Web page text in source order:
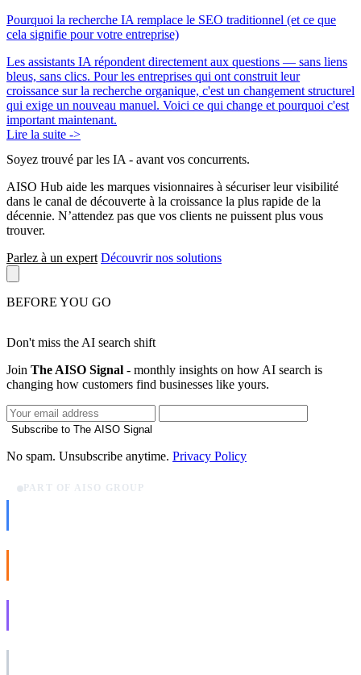
Pourquoi la recherche IA remplace le SEO traditionnel (et ce que
cela signifie pour votre entreprise)
Les assistants IA répondent directement aux questions — sans liens
bleus, sans clics. Pour les entreprises qui ont construit leur
croissance sur la recherche organique, c'est un changement structurel
qui exige un nouveau manuel. Voici ce qui change et pourquoi c'est
important maintenant.
Lire la suite ->
Soyez trouvé par les IA - avant vos concurrents.
AISO Hub aide les marques visionnaires à sécuriser leur visibilité
dans le canal de découverte à la croissance la plus rapide de la
décennie. N’attendez pas que vos clients ne puissent plus vous
trouver.
Parlez à un expert Découvrir nos solutions
BEFORE YOU GO
Don't miss the AI search shift
Join The AISO Signal - monthly insights on how AI search is
changing how customers find businesses like yours.
Subscribe to The AISO Signal
No spam. Unsubscribe anytime. Privacy Policy
PART OF AISO GROUP